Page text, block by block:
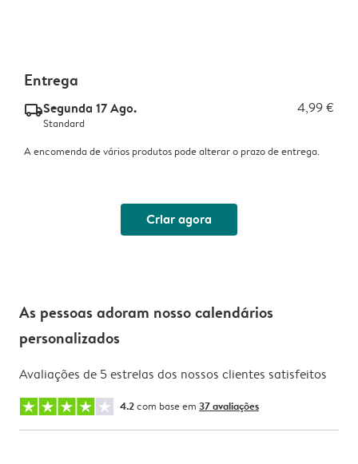
Entrega
delivery_standard_v2Segunda 17 Ago. 4,99 €
Standard
A encomenda de vários produtos pode alterar o prazo de entrega.
Criar agora
As pessoas adoram nosso calendários
personalizados
Avaliações de 5 estrelas dos nossos clientes satisfeitos
4.2com base em 37 avaliações